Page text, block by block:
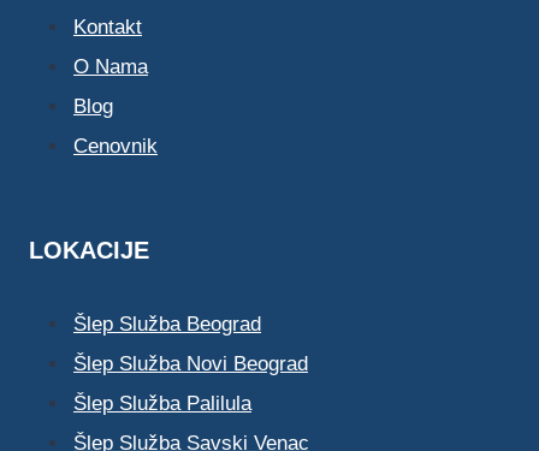
Kontakt
O Nama
Blog
Cenovnik
LOKACIJE
Šlep Služba Beograd
Šlep Služba Novi Beograd
Šlep Služba Palilula
Šlep Služba Savski Venac